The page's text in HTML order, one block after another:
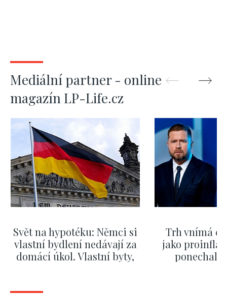
Mediální partner - online
magazín LP-Life.cz
Svět na hypotéku: Němci si
vlastní bydlení nedávají za
domácí úkol. Vlastní byty,
Trh vnímá
jako
ponechali